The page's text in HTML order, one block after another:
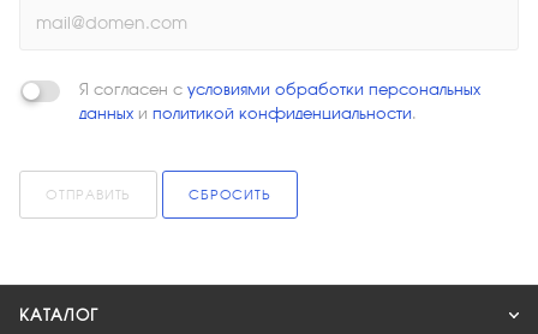
Я согласен с условиями обработки персональных
данных и политикой конфиденциальности.
ОТПРАВИТЬ СБРОСИТЬ
КАТАЛОГ